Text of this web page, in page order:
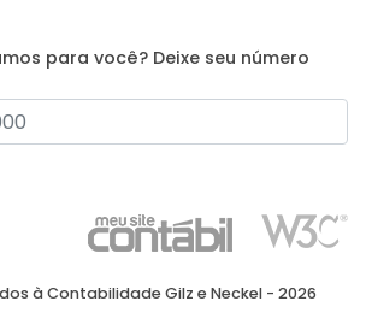
para você? Deixe seu número
à Contabilidade Gilz e Neckel - 2026